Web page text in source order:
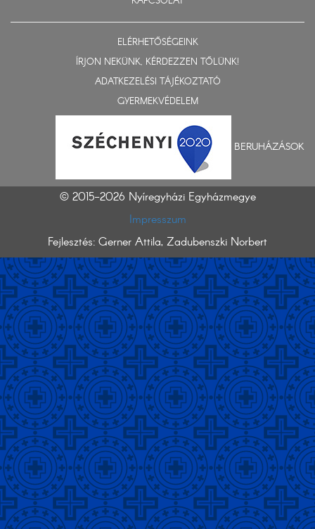
ELÉRHETŐSÉGEINK
ÍRJON NEKÜNK, KÉRDEZZEN TŐLÜNK!
ADATKEZELÉSI TÁJÉKOZTATÓ
GYERMEKVÉDELEM
BERUHÁZÁSOK
© 2015-2026 Nyíregyházi Egyházmegye
Impresszum
Fejlesztés: Gerner Attila, Zadubenszki Norbert